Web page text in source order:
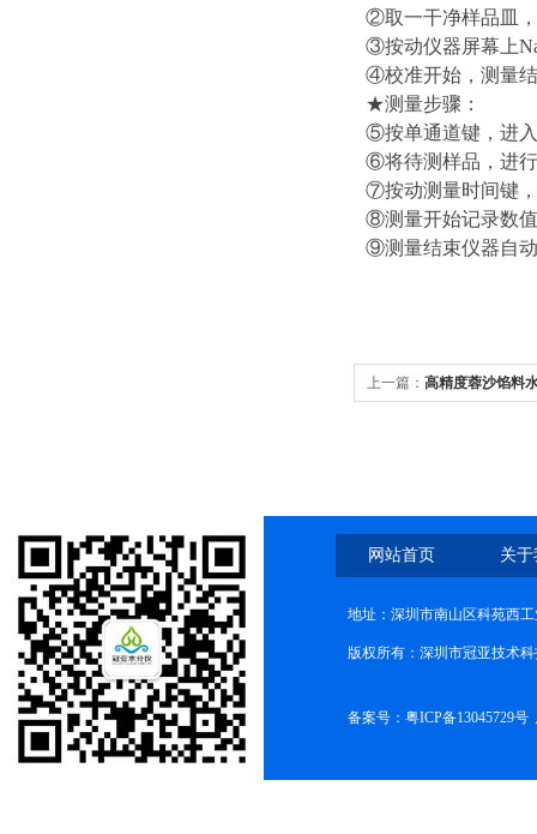
②取一干净样品皿
③按动仪器屏幕上
④校准开始，测量
★测量步骤：
⑤按单通道键，进
⑥将待测样品，进
⑦按动测量时间键
⑧测量开始记录数
⑨测量结束仪器自
上一篇： 高精度蓉沙馅料
网站首页 关
地址：深圳市南山区科苑西
版权所有：深圳市冠亚技术
备案号： 粤ICP备13045729号